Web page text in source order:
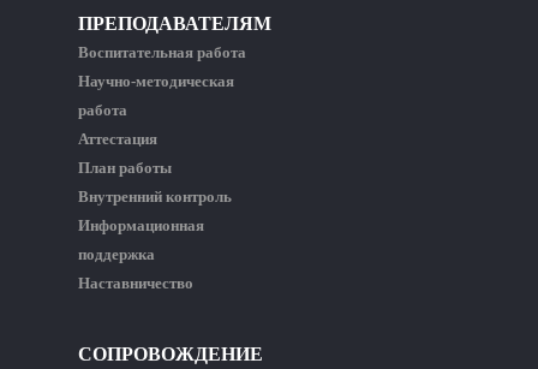
ПРЕПОДАВАТЕЛЯМ
Воспитательная работа
Научно-методическая
работа
Аттестация
План работы
Внутренний контроль
Информационная
поддержка
Наставничество
СОПРОВОЖДЕНИЕ